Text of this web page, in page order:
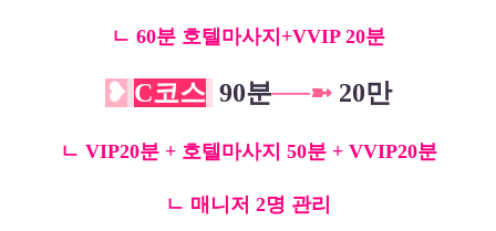
ㄴ 60분 호텔마사지+VVIP 20분
❥ C코스 90분──➼20만
ㄴ VIP20분 + 호텔마사지 50분 + VVIP20분
ㄴ 매니저 2명 관리